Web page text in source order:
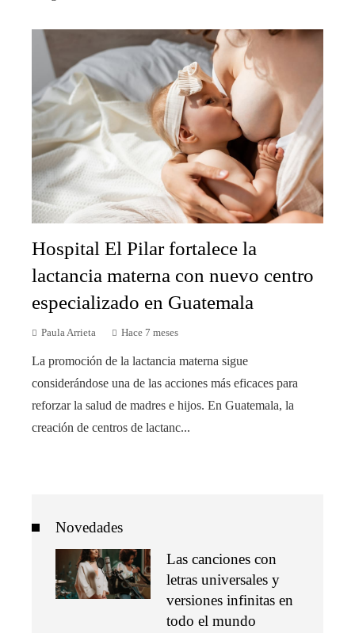
Hospital El Pilar fortalece la
lactancia materna con nuevo centro
especializado en Guatemala
Paula Arrieta Hace 7 meses
La promoción de la lactancia materna sigue
considerándose una de las acciones más eficaces para
reforzar la salud de madres e hijos. En Guatemala, la
creación de centros de lactanc...
Novedades
Las canciones con
letras universales y
versiones infinitas en
todo el mundo